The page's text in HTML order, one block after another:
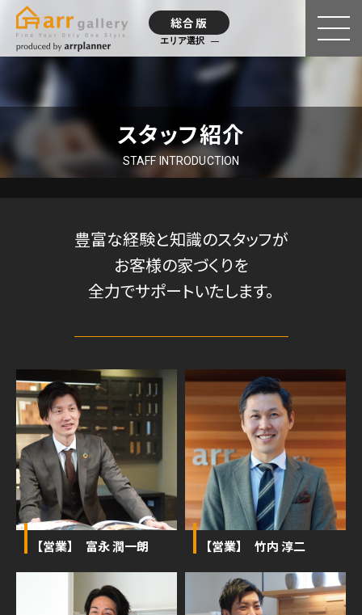
総合版
エリア選択
スタッフ紹介
STAFF INTRODUCTION
豊富な経験と知識のスタッフが
お客様の家づくりを
全力でサポートいたします。
【営業】 富永 潤一朗 【営業】 竹内 淳二